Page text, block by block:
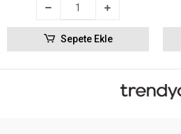
Sepete Ekle